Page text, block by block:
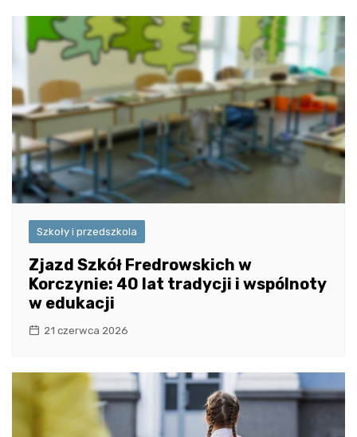
Szkoły i przedszkola
Zjazd Szkół Fredrowskich w
Korczynie: 40 lat tradycji i wspólnoty
w edukacji
21 czerwca 2026